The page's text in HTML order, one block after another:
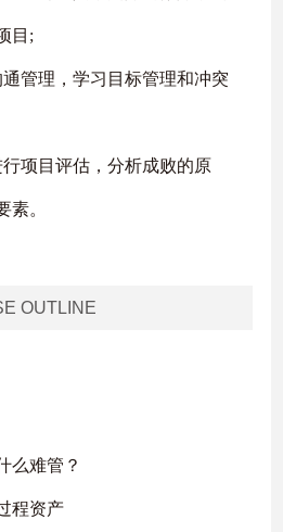
目 ;
通管理，学习目标管理和冲突
行项目评估，分析成败的原
素。
OUTLINE
么难管？
程资产